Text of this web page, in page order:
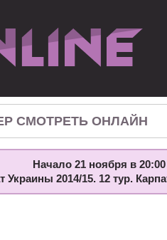
СМОТРЕТЬ ОНЛАЙН
Начало 21 ноября в
Украины 2014/15. 12 тур.